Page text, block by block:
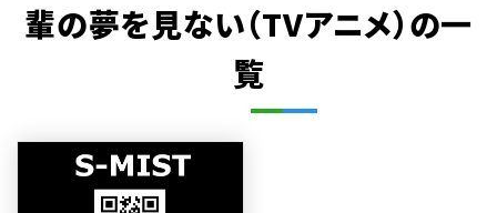
輩の夢を見ない（TVアニメ）の一
覧